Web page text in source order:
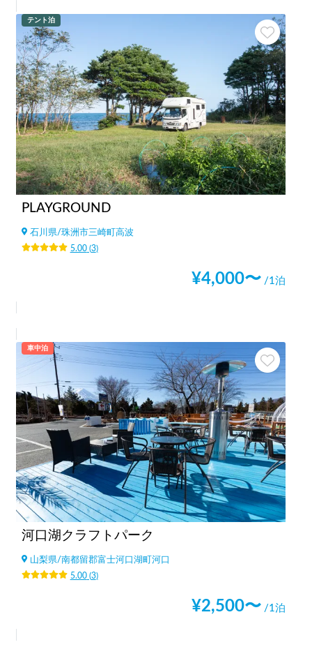
テント泊
PLAYGROUND
石川県/珠洲市三崎町高波
5.00(3)
¥4,000〜 /1泊
車中泊
河口湖クラフトパーク
山梨県/南都留郡富士河口湖町河口
5.00(3)
¥2,500〜 /1泊